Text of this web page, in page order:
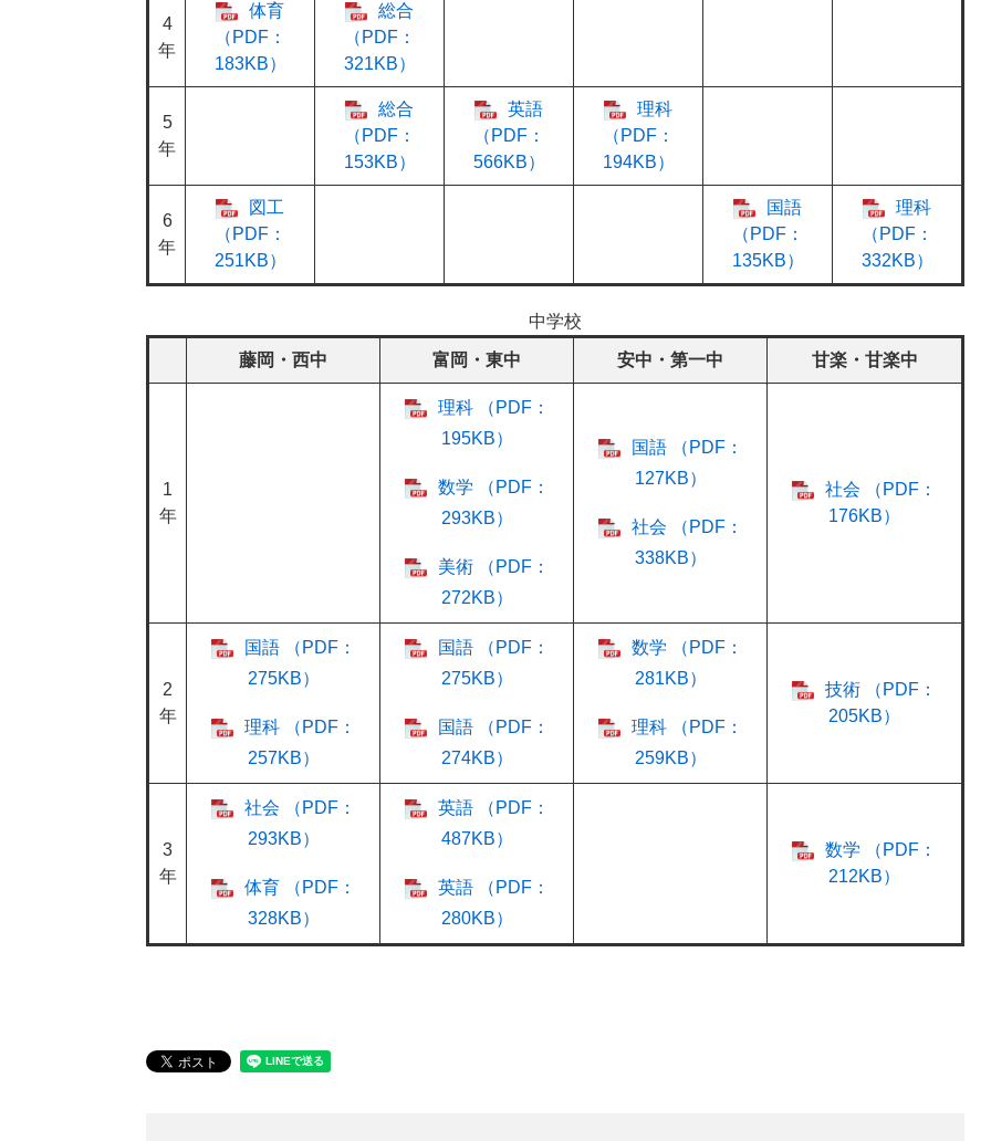
4
年
体育
（PDF：
183KB）
総合
（PDF：
321KB）
5
年
総合
（PDF：
153KB）
英語
（PDF：
566KB）
理科
（PDF：
194KB）
6
年
図工
（PDF：
251KB）
国語
（PDF：
135KB）
理科
（PDF：
332KB）
中学校
藤岡・西中 富岡・東中 安中・第一中 甘楽・甘楽中
1
年
理科 （PDF：
195KB）
数学 （PDF：
293KB）
美術 （PDF：
272KB）
国語 （PDF：
127KB）
社会 （PDF：
338KB）
社会 （PDF：
176KB）
2
年
国語 （PDF：
275KB）
理科 （PDF：
257KB）
国語 （PDF：
275KB）
国語 （PDF：
274KB）
数学 （PDF：
281KB）
理科 （PDF：
259KB）
技術 （PDF：
205KB）
3
年
社会 （PDF：
293KB）
体育 （PDF：
328KB）
英語 （PDF：
487KB）
英語 （PDF：
280KB）
数学 （PDF：
212KB）